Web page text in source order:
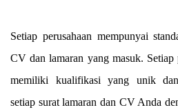
Setiap perusahaan mempunyai
CV dan lamaran yang masuk.
memiliki kualifikasi yang unik dan
setiap surat lamaran dan CV Anda